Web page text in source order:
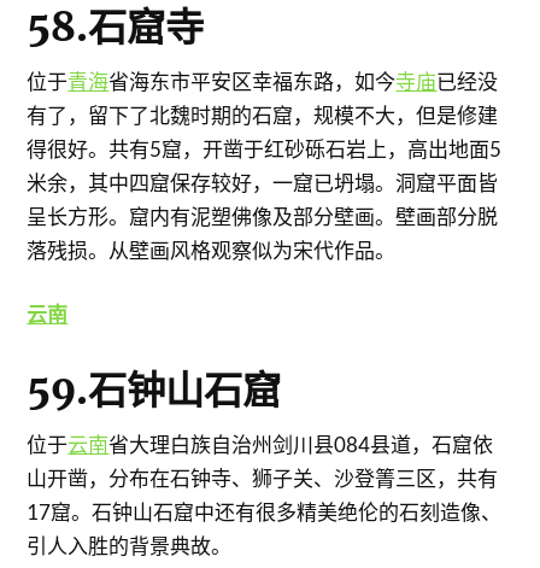
58.石窟寺
位于青海省海东市平安区幸福东路，如今寺庙已经没
有了，留下了北魏时期的石窟，规模不大，但是修建
得很好。共有5窟，开凿于红砂砾石岩上，高出地面5
米余，其中四窟保存较好，一窟已坍塌。洞窟平面皆
呈长方形。窟内有泥塑佛像及部分壁画。壁画部分脱
落残损。从壁画风格观察似为宋代作品。
云南
59.石钟山石窟
位于云南省大理白族自治州剑川县084县道，石窟依
山开凿，分布在石钟寺、狮子关、沙登箐三区，共有
17窟。石钟山石窟中还有很多精美绝伦的石刻造像、
引人入胜的背景典故。